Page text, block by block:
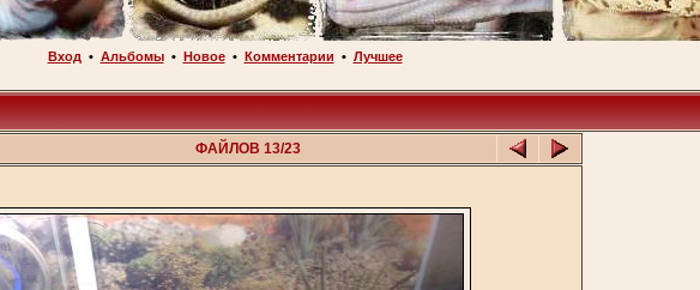
Вход • Альбомы• Новое• Комментарии • Лучшее
ФАЙЛОВ 13/23